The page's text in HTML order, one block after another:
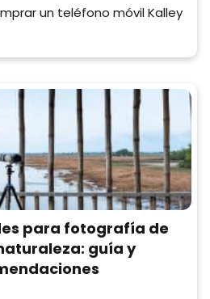
un teléfono móvil Kalley
para fotografía de
guía y